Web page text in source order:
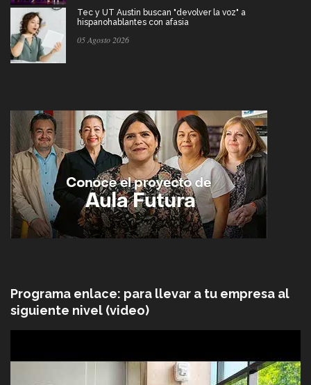
Tec y UT Austin buscan "devolver la voz" a
hispanohablantes con afasia
05 Agosto 2026
Programa enlace: para llevar a tu empresa al
siguiente nivel (video)